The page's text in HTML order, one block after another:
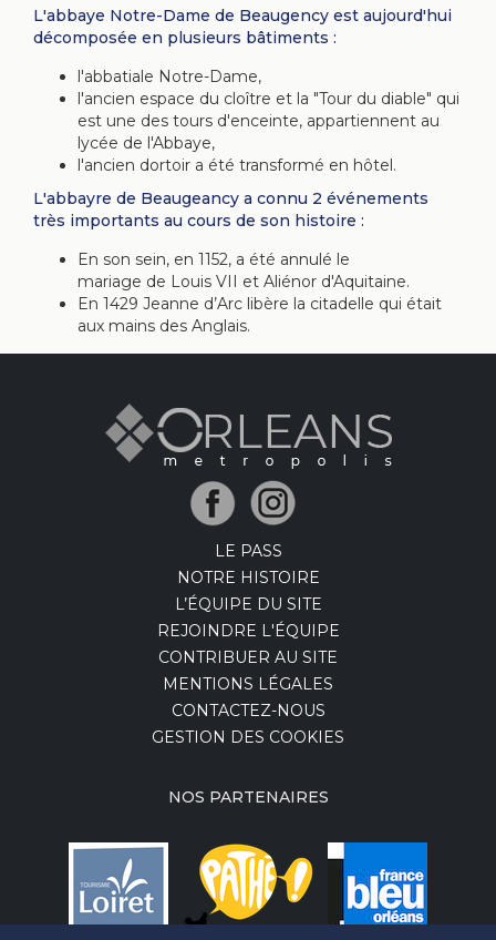
L'abbaye Notre-Dame de Beaugency est aujourd'hui
décomposée en plusieurs bâtiments :
l'abbatiale Notre-Dame,
l'ancien espace du cloître et la "Tour du diable" qui
est une des tours d'enceinte, appartiennent au
lycée de l'Abbaye,
l'ancien dortoir a été transformé en hôtel.
L'abbayre de Beaugeancy a connu 2 événements
très importants au cours de son histoire :
En son sein, en 1152, a été annulé le
mariage de Louis VII et Aliénor d'Aquitaine.
En 1429 Jeanne d’Arc libère la citadelle qui était
aux mains des Anglais.
LE PASS
NOTRE HISTOIRE
L’ÉQUIPE DU SITE
REJOINDRE L'ÉQUIPE
CONTRIBUER AU SITE
MENTIONS LÉGALES
CONTACTEZ-NOUS
GESTION DES COOKIES
NOS PARTENAIRES